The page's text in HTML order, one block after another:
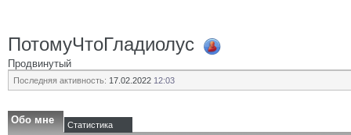
ПотомуЧтоГладиолус
Продвинутый
Последняя активность: 17.02.2022 12:03
Обо мне Статистика